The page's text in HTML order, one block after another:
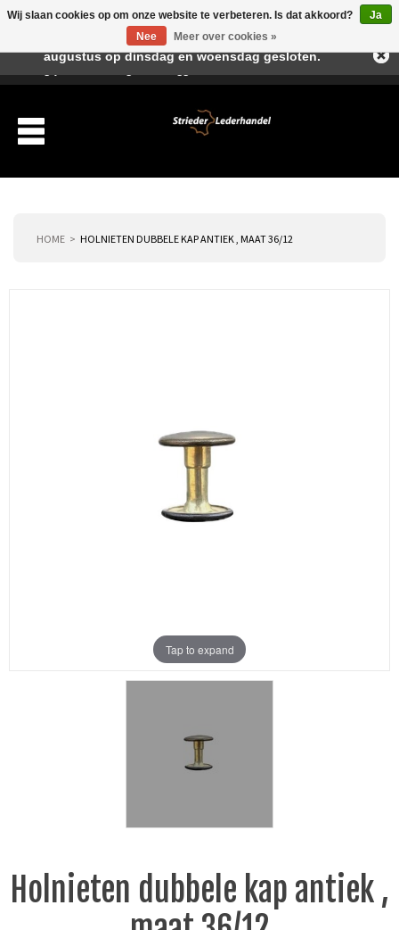
HOME HOLNIETEN DUBBELE KAP ANTIEK , MAAT 36/12
Tap to expand
Holnieten dubbele kap antiek ,
Wij slaan cookies op om onze website te verbeteren. Is dat akkoord?
Ja
Nee
Meer over cookies »
Beste klant, I.v.m. de vakantieperiode zijn wij in juli en
augustus op dinsdag en woensdag gesloten.